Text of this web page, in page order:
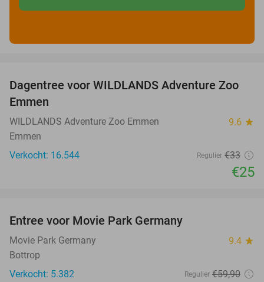
24%
Dagentree voor WILDLANDS Adventure Zoo
Emmen
WILDLANDS Adventure Zoo Emmen 9.6 star
Emmen
Verkocht: 16.544
Regulier €33
€25
Entree voor Movie Park Germany
Movie Park Germany 9.4 star
Bottrop
Verkocht: 5.382
Regulier €59,90